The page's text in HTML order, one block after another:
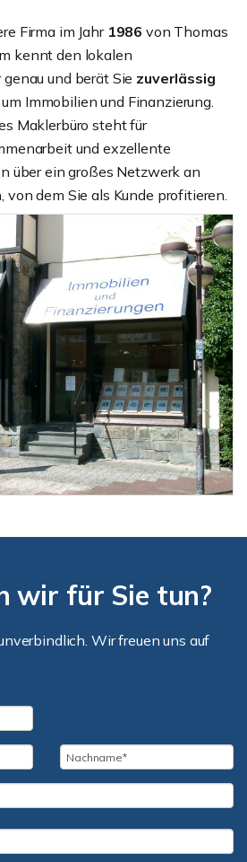
Firma im Jahr 1986 von Thomas
kennt den lokalen
und berät Sie zuverlässig
Immobilien und Finanzierung.
Maklerbüro steht für
und exzellente
über ein großes Netzwerk an
von dem Sie als Kunde profitieren.
wir für Sie tun?
Wir freuen uns auf